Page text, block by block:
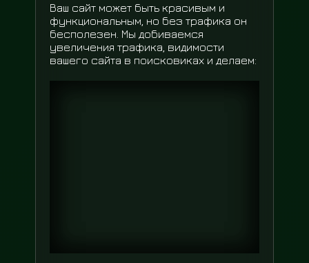
Ваш сайт может быть красивым и
функциональным, но без трафика он
бесполезен. Мы добиваемся
увеличения трафика, видимости
вашего сайта в поисковиках и делаем: